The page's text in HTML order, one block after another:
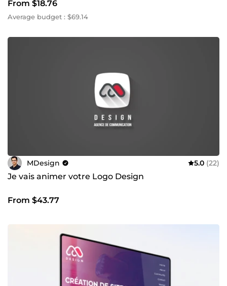
From $18.76
Average budget : $69.14
MDesign 5.0 (22)
Je vais animer votre Logo Design
From $43.77